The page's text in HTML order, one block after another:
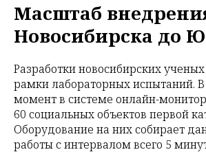
Масштаб
Новосибирска до
Разработки новосибирских
рамки лабораторных испытаний.
момент в системе онлайн-
60 социальных объектов первой
Оборудование на них собирает
работы с интервалом всего 5